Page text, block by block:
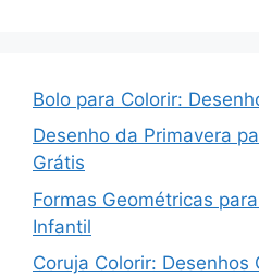
Bolo para Colorir:
Desenho da Primavera
Grátis
Formas Geométricas
Infantil
Coruja Colorir: Desenhos